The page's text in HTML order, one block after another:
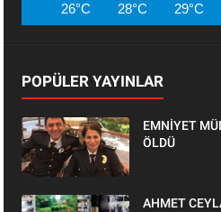
26°C 28°C 29°C
POPÜLER YAYINLAR
EMNİYET
ÖLDÜ
AHMET CEYLAN AK PARTİ